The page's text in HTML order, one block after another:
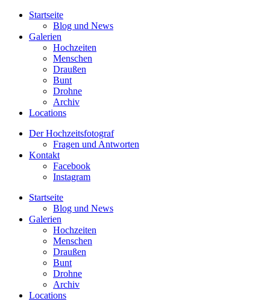
Startseite
Blog und News
Galerien
Hochzeiten
Menschen
Draußen
Bunt
Drohne
Archiv
Locations
Der Hochzeitsfotograf
Fragen und Antworten
Kontakt
Facebook
Instagram
Startseite
Blog und News
Galerien
Hochzeiten
Menschen
Draußen
Bunt
Drohne
Archiv
Locations